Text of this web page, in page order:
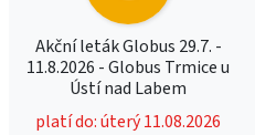
Akční leták Globus 29.7. -
11.8.2026 - Globus Trmice u
Ústí nad Labem
platí do: úterý 11.08.2026